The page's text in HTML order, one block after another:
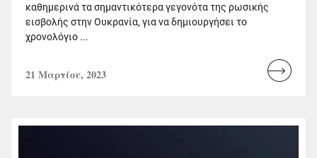
καθημερινά τα σημαντικότερα γεγονότα της ρωσικής
εισβολής στην Ουκρανία, για να δημιουργήσει το
χρονολόγιο ...
21 Μαρτίου, 2023
Read